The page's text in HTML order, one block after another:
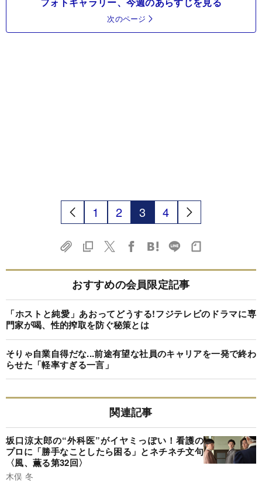
次のページ
1 2 3 4
おすすめの会員限定記事
「ホストと純愛」あおってどうする!フジテレビのドラマに専
門家が喝、性的搾取を防ぐ秘策とは
そりゃ自業自得だな...前途有望な社員のキャリアを一発で終わ
らせた「軽率すぎる一言」
関連記事
坂口涼太郎の“外科医”がイヤミっぽい！看護の
プロに「勝手なことしたら困る」とネチネチ文句
〈風、薫る第32回〉
木俣 冬